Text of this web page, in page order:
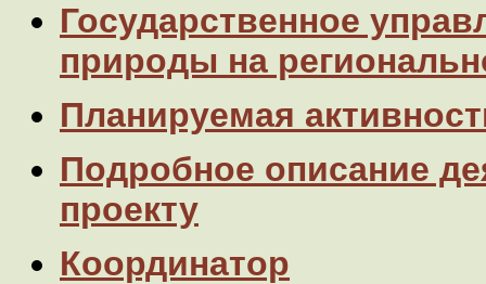
Государственное
природы на
Планируемая
Подробное описание
проекту
Координатор